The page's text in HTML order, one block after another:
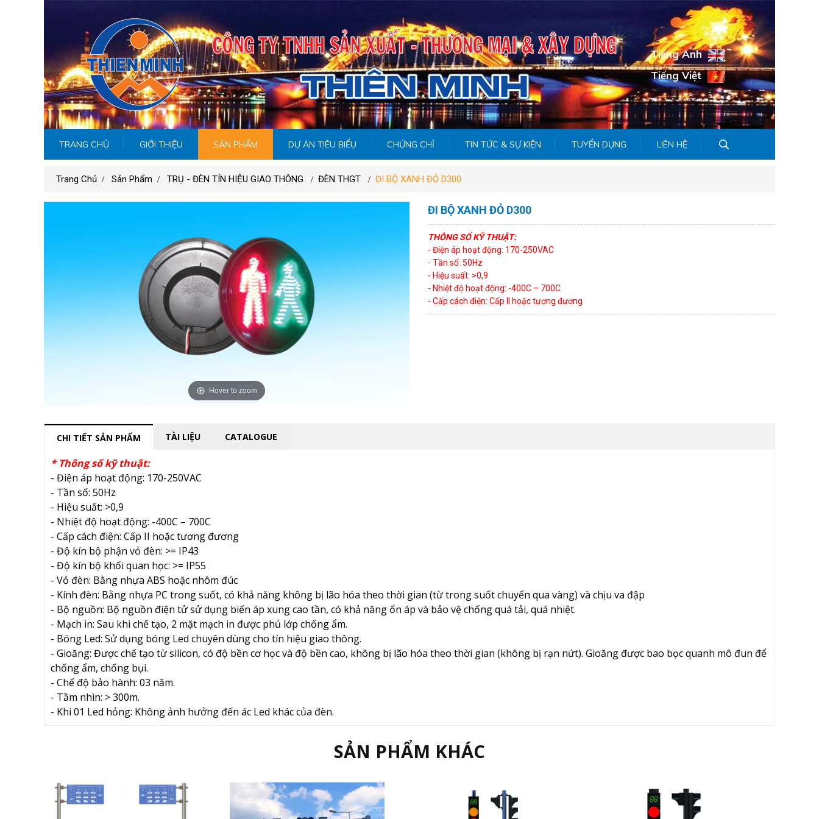
Tiếng Anh
Tiếng Việt
TRANG CHỦ GIỚI THIỆU SẢN PHẨM DỰ ÁN TIÊU BIỂU CHỨNG CHỈ TIN TỨC & SỰ KIỆN TUYỂN DỤNG LIÊN HỆ
Trang Chủ Sản Phẩm TRỤ - ĐÈN TÍN HIỆU GIAO THÔNG ĐÈN THGT ĐI BỘ XANH ĐỎ D300
Hover to zoom
ĐI BỘ XANH ĐỎ D300
THÔNG SỐ KỸ THUẬT:
- Điện áp hoạt động: 170-250VAC
- Tần số: 50Hz
- Hiệu suất: >0,9
- Nhiệt độ hoạt động: -400C – 700C
- Cấp cách điện: Cấp II hoặc tương đương
CHI TIẾT SẢN PHẨM TÀI LIỆU CATALOGUE
* Thông số kỹ thuật:
- Điện áp hoạt động: 170-250VAC
- Tần số: 50Hz
- Hiệu suất: >0,9
- Nhiệt độ hoạt động: -400C – 700C
- Cấp cách điện: Cấp II hoặc tương đương
- Độ kín bộ phận vỏ đèn: >= IP43
- Độ kín bộ khối quan học: >= IP55
- Vỏ đèn: Bằng nhựa ABS hoặc nhôm đúc
- Kính đèn: Bằng nhựa PC trong suốt, có khả năng không bị lão hóa theo thời gian (từ trong suốt chuyển qua vàng) và chịu va đập
- Bộ nguồn: Bộ nguồn điện tử sử dụng biến áp xung cao tần, có khả năng ổn áp và bảo vệ chống quá tải, quá nhiệt.
- Mạch in: Sau khi chế tạo, 2 mặt mạch in được phủ lớp chống ẩm.
- Bóng Led: Sử dụng bóng Led chuyên dùng cho tín hiệu giao thông.
- Gioăng: Được chế tạo từ silicon, có độ bền cơ học và độ bền cao, không bị lão hóa theo thời gian (không bị rạn nứt). Gioăng được bao bọc quanh mô đun để
chống ẩm, chống bụi.
- Chế độ bảo hành: 03 năm.
- Tầm nhìn: > 300m.
- Khi 01 Led hỏng: Không ảnh hưởng đến ác Led khác của đèn.
SẢN PHẨM KHÁC